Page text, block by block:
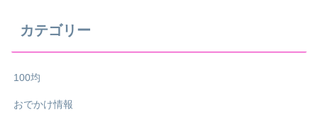
カテゴリー
100均
おでかけ情報